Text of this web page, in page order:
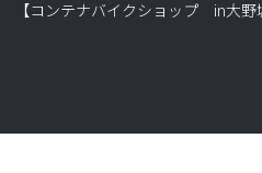
【コンテナバイクショップ